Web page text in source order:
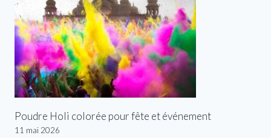
Poudre Holi colorée pour fête et événement
11 mai 2026